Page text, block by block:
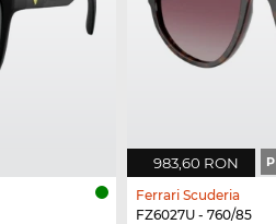
983,60 RON P
Ferrari Scuderia
FZ6027U - 760/85